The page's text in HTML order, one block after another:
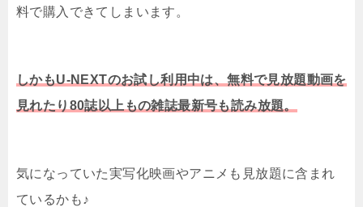
料で購入できてしまいます。
しかもU-NEXTのお試し利用中は、無料で見放題動画を
見れたり80誌以上もの雑誌最新号も読み放題。
気になっていた実写化映画やアニメも見放題に含まれ
ているかも♪